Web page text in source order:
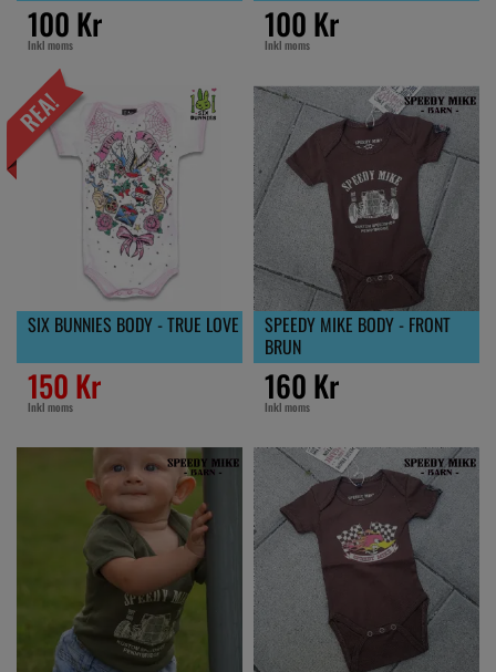
100 Kr
Inkl moms 100 Kr
Inkl moms
SIX BUNNIES BODY - TRUE LOVE
150 Kr
Inkl moms
SPEEDY MIKE BODY - FRONT
BRUN
160 Kr
Inkl moms